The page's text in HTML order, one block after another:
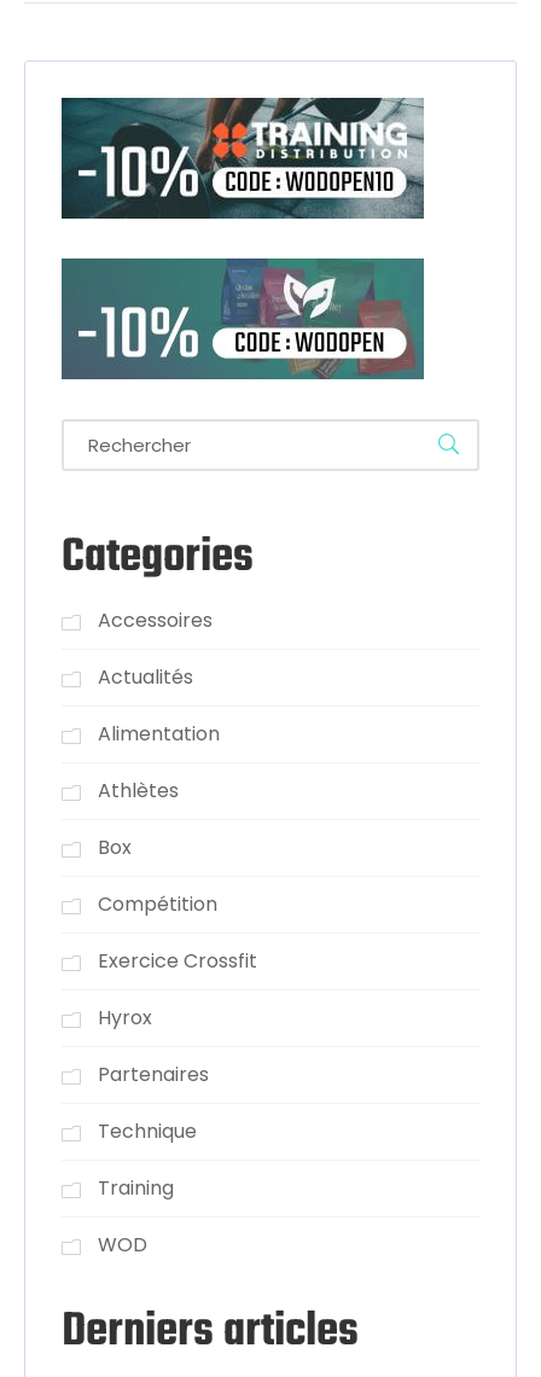
Categories
Accessoires
Actualités
Alimentation
Athlètes
Box
Compétition
Exercice Crossfit
Hyrox
Partenaires
Technique
Training
WOD
Derniers articles